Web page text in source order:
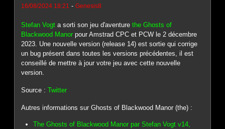
16/08/2024 18:21 -Genesis8
Stefan Vogt a sorti son jeu d'aventurethe Ghosts of
Blackwood Manor pour Amstrad CPC et PCW le 2 décembre
2023. Une nouvelle version (release 14) est sortie qui corrige
un bug présent dans toutes les versions précédentes, il est
conseillé de mettre à jour votre jeu avec cette nouvelle
version.
Source :Twitter
Autres informations sur Ghosts of Blackwood Manor (the) :
The Ghosts of Blackwood Manor par Stefan Vogt v14,